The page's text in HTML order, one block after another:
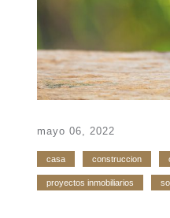
mayo 06, 2022
casa construccion
proyectos inmobiliarios